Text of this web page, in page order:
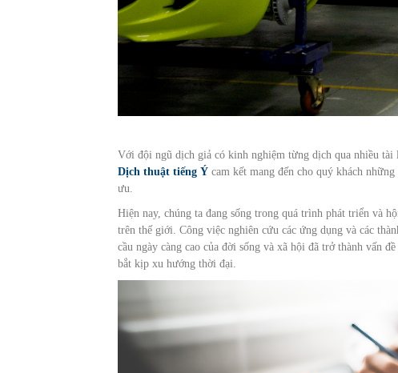
Với đội ngũ dịch giả có kinh nghiệm từng dịch qua nhiều
Dịch thuật tiếng Ý cam kết mang đến cho quý khách
ưu.
Hiện nay, chúng ta đang sống trong quá trình phát triển và
trên thế giới. Công việc nghiên cứu các ứng dụng và các
cầu ngày càng cao của đời sống và xã hội đã trở thành vấn
bắt kịp xu hướng thời đại.